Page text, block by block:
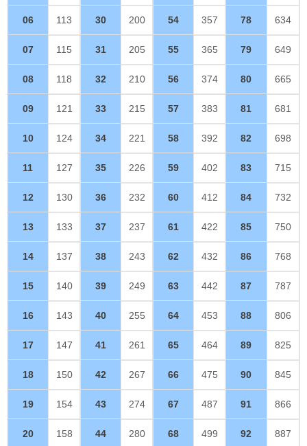
06 113 30 200 54 357 78 634
07 115 31 205 55 365 79 649
08 118 32 210 56 374 80 665
09 121 33 215 57 383 81 681
10 124 34 221 58 392 82 698
11 127 35 226 59 402 83 715
12 130 36 232 60 412 84 732
13 133 37 237 61 422 85 750
14 137 38 243 62 432 86 768
15 140 39 249 63 442 87 787
16 143 40 255 64 453 88 806
17 147 41 261 65 464 89 825
18 150 42 267 66 475 90 845
19 154 43 274 67 487 91 866
20 158 44 280 68 499 92 887